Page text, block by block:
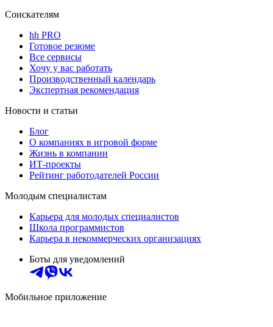
Соискателям
hh PRO
Готовое резюме
Все сервисы
Хочу у вас работать
Производственный календарь
Экспертная рекомендация
Новости и статьи
Блог
О компаниях в игровой форме
Жизнь в компании
ИТ-проекты
Рейтинг работодателей России
Молодым специалистам
Карьера для молодых специалистов
Школа программистов
Карьера в некоммерческих организациях
Боты для уведомлений
Мобильное приложение